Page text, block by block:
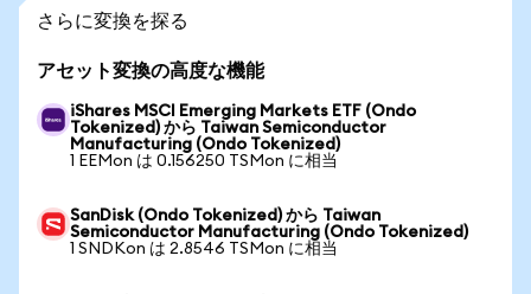
さらに変換を探る
アセット変換の高度な機能
iShares MSCI Emerging Markets ETF (Ondo
Tokenized) から Taiwan Semiconductor
Manufacturing (Ondo Tokenized)
1 EEMon は 0.156250 TSMon に相当
SanDisk (Ondo Tokenized) から Taiwan
Semiconductor Manufacturing (Ondo Tokenized)
1 SNDKon は 2.8546 TSMon に相当